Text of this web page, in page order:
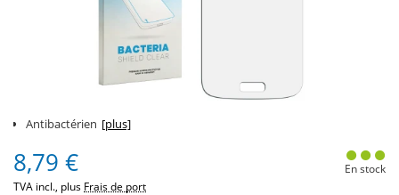
Antibactérien [plus]
8,79 €
TVA incl., plus Frais de port
En stock